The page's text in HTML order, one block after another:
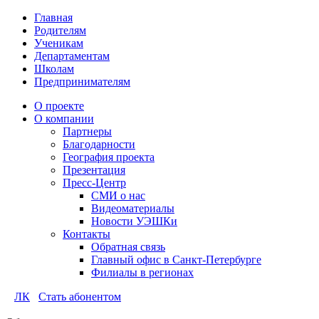
Главная
Родителям
Ученикам
Департаментам
Школам
Предпринимателям
О проекте
О компании
Партнеры
Благодарности
География проекта
Презентация
Пресс-Центр
СМИ о нас
Видеоматериалы
Новости УЭШКи
Контакты
Обратная связь
Главный офис в Санкт-Петербурге
Филиалы в регионах
ЛК
Стать абонентом